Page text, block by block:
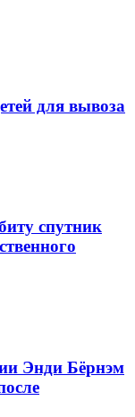
для вывоза
спутник
Энди Бёрнэм